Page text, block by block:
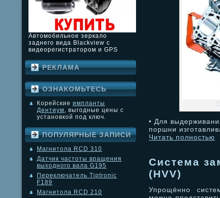
Автомобильное зеркало
заднего вида Blackview с
видеорегистратором и GPS
РЕКЛАМА
ОЗНАКОМЬТЕСЬ
Корейские импланты
Дентиум, выгодные цены с
установкой под ключ.
ПОПУЛЯРНЫЕ ЗАПИСИ
Магнитола RCD 310
Датчик частоты вращения
выходного вала G195
Переключатель Tiptronic
F189
Магнитола RCD 210
• Для
поршни
Читать полностью
Система
(HVV)
Упрощённо